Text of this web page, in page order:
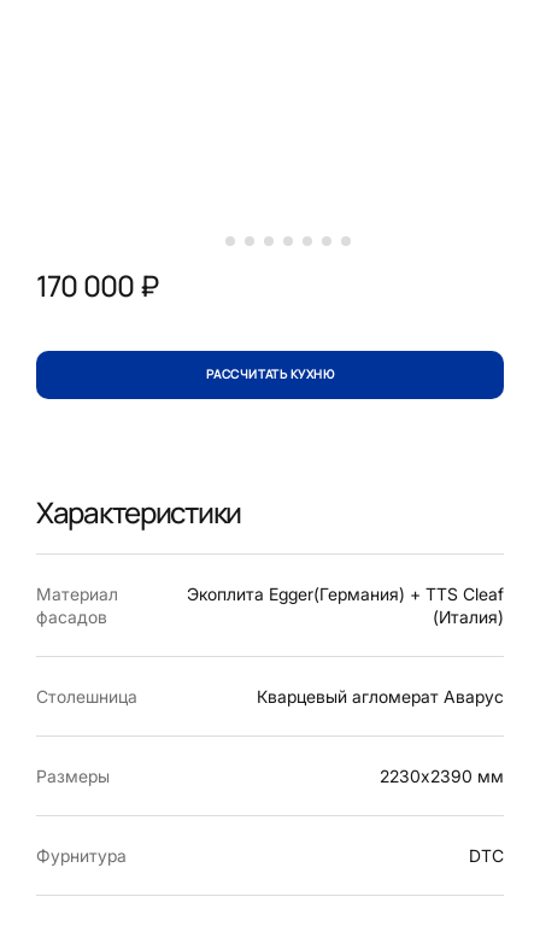
170 000 ₽
РАССЧИТАТЬ КУХНЮ
Характеристики
Материал
фасадов
Экоплита Egger(Германия) + TTS Cleaf
(Италия)
Столешница Кварцевый агломерат Аварус
Размеры 2230х2390 мм
Фурнитура DTC